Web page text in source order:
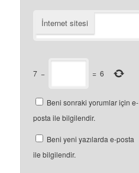
İnternet sitesi
7 − = 6
Beni sonraki yorumlar için e-
posta ile bilgilendir.
Beni yeni yazılarda e-posta
ile bilgilendir.